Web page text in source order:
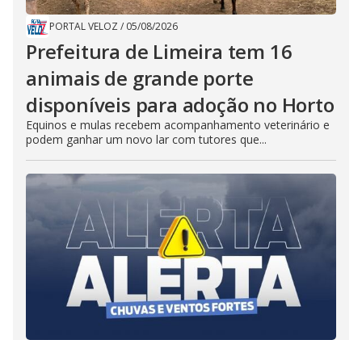
PORTAL VELOZ / 05/08/2026
Prefeitura de Limeira tem 16
animais de grande porte
disponíveis para adoção no Horto
Equinos e mulas recebem acompanhamento veterinário e
podem ganhar um novo lar com tutores que...